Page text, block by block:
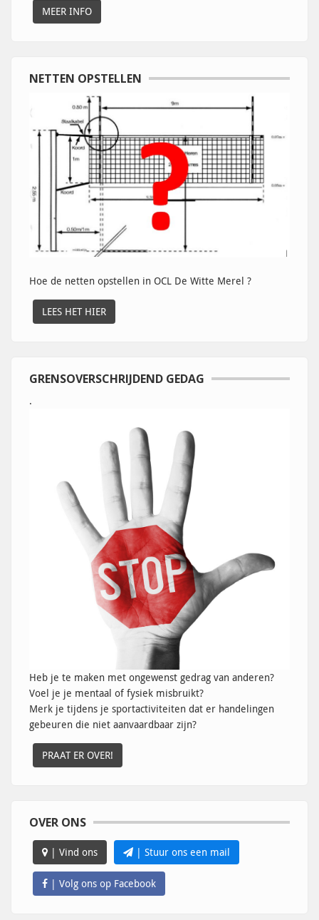
MEER INFO
NETTEN OPSTELLEN
Hoe de netten opstellen in OCL De Witte Merel ?
LEES HET HIER
GRENSOVERSCHRIJDEND GEDAG
.
Heb je te maken met ongewenst gedrag van anderen?
Voel je je mentaal of fysiek misbruikt?
Merk je tijdens je sportactiviteiten dat er handelingen
gebeuren die niet aanvaardbaar zijn?
PRAAT ER OVER!
OVER ONS
| Vind ons | Stuur ons een mail
| Volg ons op Facebook